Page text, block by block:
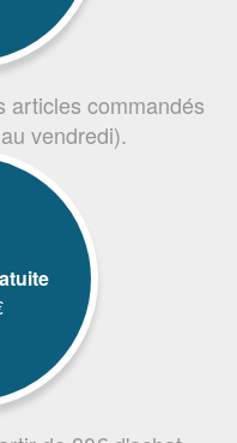
articles commandés
vendredi).